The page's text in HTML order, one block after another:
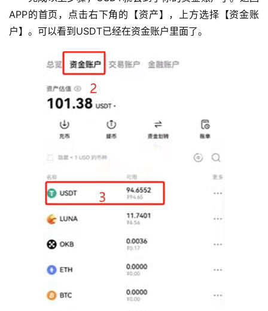
APP的首页，点击右下角的【资产】，上方选择【资金账
户】。可以看到USDT已经在资金账户里面了。